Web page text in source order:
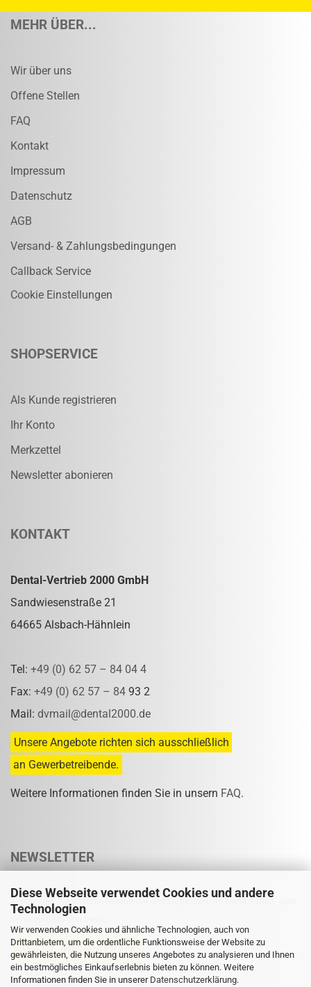
Diese Webseite verwendet Cookies und andere
Technologien
Wir verwenden Cookies und ähnliche Technologien, auch von
Drittanbietern, um die ordentliche Funktionsweise der Website zu
gewährleisten, die Nutzung unseres Angebotes zu analysieren und Ihnen
ein bestmögliches Einkaufserlebnis bieten zu können. Weitere
Informationen finden Sie in unserer Datenschutzerklärung.
MEHR ÜBER...
Wir über uns
Offene Stellen
FAQ
Kontakt
Impressum
Datenschutz
AGB
Versand- & Zahlungsbedingungen
Callback Service
Cookie Einstellungen
SHOPSERVICE
Als Kunde registrieren
Ihr Konto
Merkzettel
Newsletter abonieren
KONTAKT
Dental-Vertrieb 2000 GmbH
Sandwiesenstraße 21
64665 Alsbach-Hähnlein
Tel: +49 (0) 62 57 – 84 04 4
Fax: +49 (0) 62 57 – 84 93 2
Mail: dvmail@dental2000.de
Unsere Angebote richten sich ausschließlich
an Gewerbetreibende.
Weitere Informationen finden Sie in unsern FAQ.
NEWSLETTER
Abonnieren Sie unseren Newsletter und verpassen Sie keine Rabatt- oder
Sonderpreisaktion mehr.
Eine Abmeldung ist jederzeit möglich.